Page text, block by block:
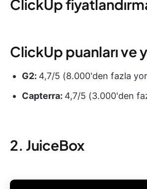
ClickUp
ClickUp puanları ve
G2: 4,7/5 (8.000'den fazla
Capterra: 4,7/5 (3.000'den
2. JuiceBox